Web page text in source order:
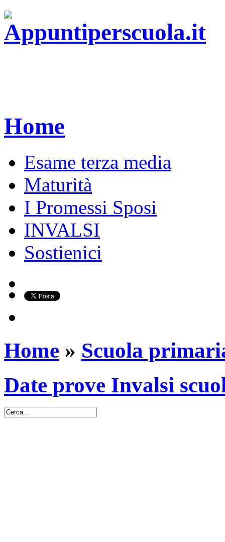
Home
Esame terza media
Maturità
I Promessi Sposi
INVALSI
Sostienici
Home » Scuola
Date prove Invalsi